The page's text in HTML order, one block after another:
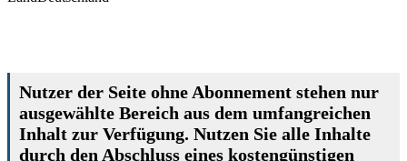
Nutzer der Seite ohne Abonnement stehen nur
ausgewählte Bereich aus dem umfangreichen
Inhalt zur Verfügung. Nutzen Sie alle Inhalte
durch den Abschluss eines kostengünstigen